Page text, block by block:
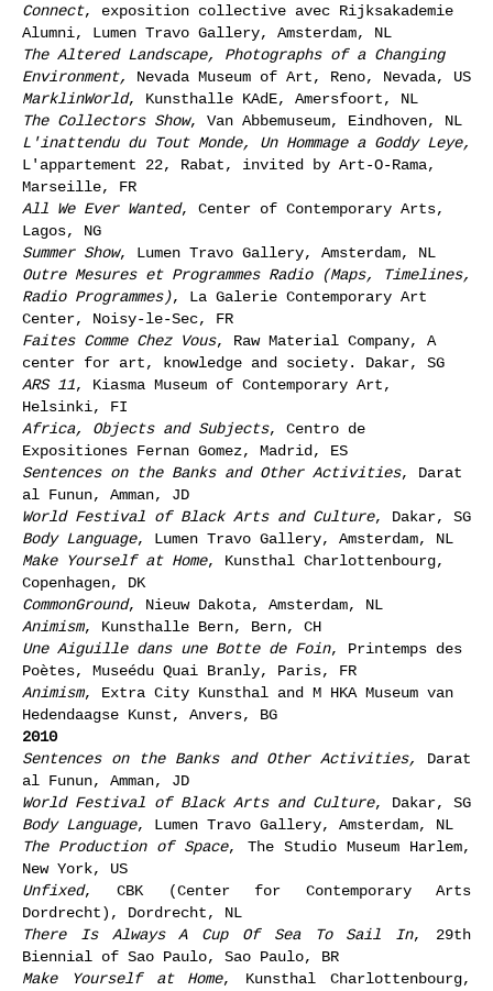
Connect, exposition collective avec Rijksakademie
Alumni, Lumen Travo Gallery, Amsterdam, NL
The Altered Landscape, Photographs of a Changing
Environment,
Nevada Museum of Art, Reno, Nevada, US
MarklinWorld, Kunsthalle KAdE, Amersfoort, NL
The Collectors Show, Van Abbemuseum, Eindhoven, NL
L'inattendu du Tout Monde, Un Hommage a Goddy Leye,
L'appartement 22, Rabat, invited by Art-O-Rama,
Marseille, FR
All We Ever Wanted, Center of Contemporary Arts,
Lagos, NG
Summer Show, Lumen Travo Gallery, Amsterdam, NL
Outre Mesures et Programmes Radio (Maps, Timelines,
Radio Programmes), La Galerie Contemporary Art
Center, Noisy-le-Sec, FR
Faites Comme Chez Vous, Raw Material Company, A
center for art, knowledge and society. Dakar, SG
ARS 11, Kiasma Museum of Contemporary Art,
Helsinki, FI
Africa, Objects and Subjects, Centro de
Expositiones Fernan Gomez, Madrid, ES
Sentences on the Banks and Other Activities, Darat
al Funun, Amman, JD
World Festival of Black Arts and Culture, Dakar, SG
Body Language, Lumen Travo Gallery, Amsterdam, NL
Make Yourself at Home, Kunsthal Charlottenbourg,
Copenhagen, DK
CommonGround, Nieuw Dakota, Amsterdam, NL
Animism, Kunsthalle Bern, Bern, CH
Une Aiguille dans une Botte de Foin, Printemps des
Poètes, Museédu Quai Branly, Paris, FR
Animism, Extra City Kunsthal and M HKA Museum van
Hedendaagse Kunst, Anvers, BG
2010
Sentences on the Banks and Other Activities,
Darat
al Funun, Amman, JD
World Festival of Black Arts and Culture, Dakar, SG
Body Language, Lumen Travo Gallery, Amsterdam, NL
The Production of Space, The Studio Museum Harlem,
New York, US
Unfixed, CBK (Center for Contemporary Arts
Dordrecht), Dordrecht, NL
There Is Always A Cup Of Sea To Sail In, 29th
Biennial of Sao Paulo, Sao Paulo, BR
Make Yourself at Home, Kunsthal Charlottenbourg,